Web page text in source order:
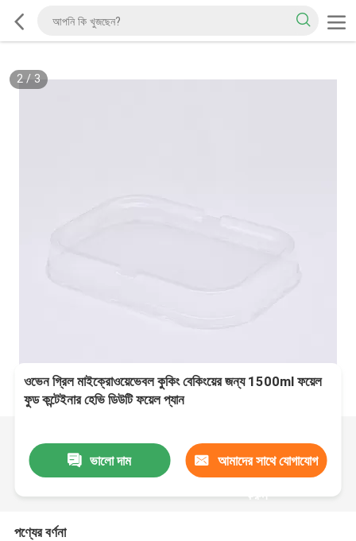
2/ 3
ওভেন গ্রিল মাইক্রোওয়েভেবল কুকিং বেকিংয়ের জন্য 1500ml ফয়েল
ফুড কন্টেইনার হেভি ডিউটি ​​ফয়েল প্যান
ভালো দাম আমাদের সাথে যোগাযোগ
করুন
পণ্যের বর্ণনা